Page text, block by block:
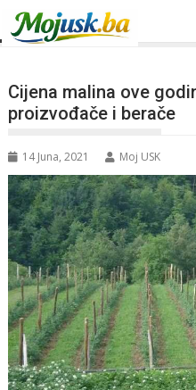
Cijena malina ove
proizvođače i berače
14 Juna, 2021 Moj USK